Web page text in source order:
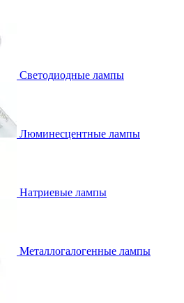
Светодиодные лампы
Люминесцентные лампы
Натриевые лампы
Металлогалогенные лампы